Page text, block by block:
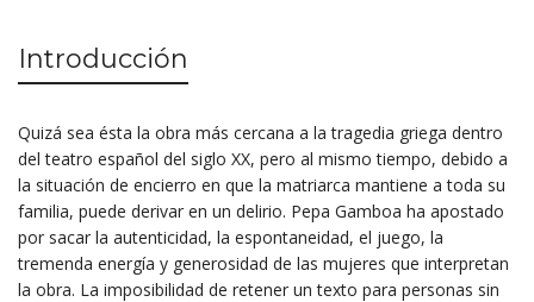
Introducción
Quizá sea ésta la obra más cercana a la tragedia griega dentro
del teatro español del siglo XX, pero al mismo tiempo, debido a
la situación de encierro en que la matriarca mantiene a toda su
familia, puede derivar en un delirio. Pepa Gamboa ha apostado
por sacar la autenticidad, la espontaneidad, el juego, la
tremenda energía y generosidad de las mujeres que interpretan
la obra. La imposibilidad de retener un texto para personas sin